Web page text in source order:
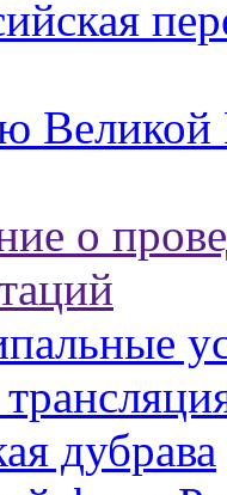
о
дубрава